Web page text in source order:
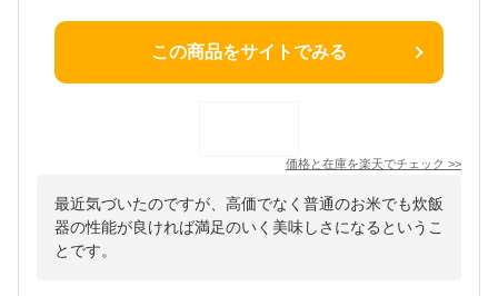
この商品をサイトでみる
価格と在庫を楽天でチェック >>
最近気づいたのですが、高価でなく普通のお米でも炊飯
器の性能が良ければ満足のいく美味しさになるというこ
とです。